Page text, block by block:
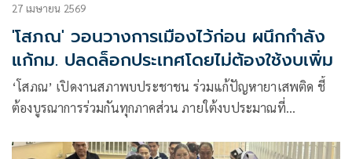
27 เมษายน 2569
'โสภณ' วอนวางการเมืองไว้ก่อน ผนึกกำลัง
แก้กม. ปลดล็อกประเทศโดยไม่ต้องใช้งบเพิ่ม
‘โสภณ’ เปิดงานสภาพบประชาชน ร่วมแก้ปัญหายาเสพติด ชี้
ต้องบูรณาการร่วมกันทุกภาคส่วน ภายใต้งบประมาณที่
ล็อกประเทศโดยไม่ต้องใช้งบเพิ่ม